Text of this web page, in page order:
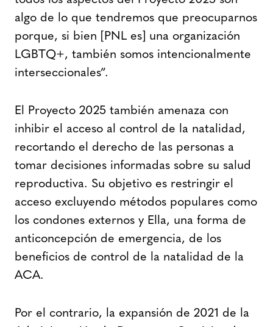
algo de lo que tendremos que preocuparnos
porque, si bien [PNL es] una organización
LGBTQ+, también somos intencionalmente
interseccionales”.
El Proyecto 2025 también amenaza con
inhibir el acceso al control de la natalidad,
recortando el derecho de las personas a
tomar decisiones informadas sobre su salud
reproductiva. Su objetivo es restringir el
acceso excluyendo métodos populares como
los condones externos y Ella, una forma de
anticoncepción de emergencia, de los
beneficios de control de la natalidad de la
ACA.
Por el contrario, la expansión de 2021 de la